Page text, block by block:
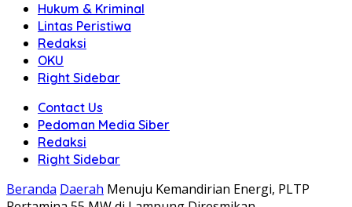
Hukum & Kriminal
Lintas Peristiwa
Redaksi
OKU
Right Sidebar
Contact Us
Pedoman Media Siber
Redaksi
Right Sidebar
Beranda Daerah Menuju Kemandirian Energi, PLTP